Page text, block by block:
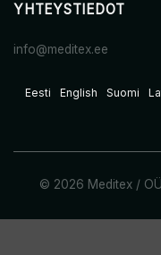
YHTEYSTIEDOT
info@meditex.ee
Eesti English Suomi
© 2026 Meditex /